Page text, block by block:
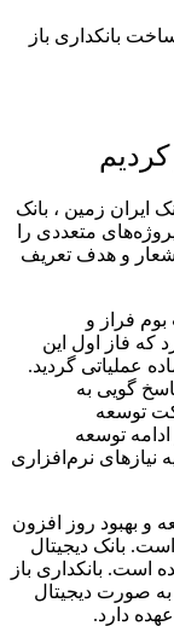
بانکداری باز
سال۱۳۹۵، شعار «بانک ایران زمین ، بانک
متعددی را
شعار و هدف تعریف
فراز و
که فاز اول این
عملیاتی گردید.
گویی به
توسعه
توسعه
نیازهای نرم‌افزاری
و بهبود روز افزون
بانک دیجیتال
است. بانکداری باز
به صورت دیجیتال
دارد.